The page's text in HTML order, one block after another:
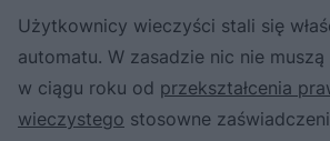
Użytkownicy wieczyści stali się
automatu. W zasadzie nic nie
w ciągu roku od przekształcenia
wieczystego stosowne